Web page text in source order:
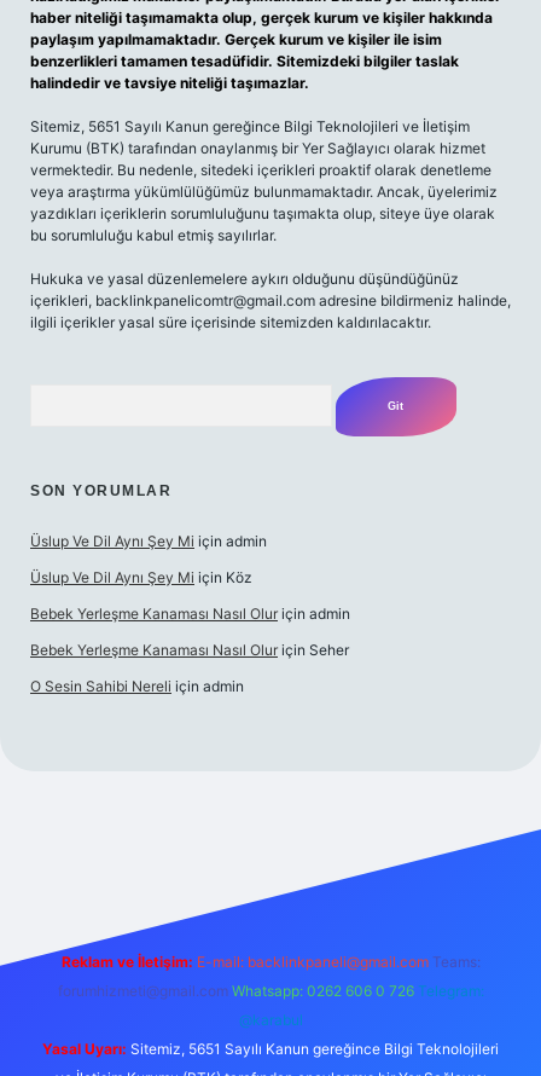
haber niteliği taşımamakta olup, gerçek kurum ve kişiler hakkında
paylaşım yapılmamaktadır. Gerçek kurum ve kişiler ile isim
benzerlikleri tamamen tesadüfidir. Sitemizdeki bilgiler taslak
halindedir ve tavsiye niteliği taşımazlar.
Sitemiz, 5651 Sayılı Kanun gereğince Bilgi Teknolojileri ve İletişim
Kurumu (BTK) tarafından onaylanmış bir Yer Sağlayıcı olarak hizmet
vermektedir. Bu nedenle, sitedeki içerikleri proaktif olarak denetleme
veya araştırma yükümlülüğümüz bulunmamaktadır. Ancak, üyelerimiz
yazdıkları içeriklerin sorumluluğunu taşımakta olup, siteye üye olarak
bu sorumluluğu kabul etmiş sayılırlar.
Hukuka ve yasal düzenlemelere aykırı olduğunu düşündüğünüz
içerikleri, backlinkpanelicomtr@gmail.com adresine bildirmeniz halinde,
ilgili içerikler yasal süre içerisinde sitemizden kaldırılacaktır.
SON YORUMLAR
Üslup Ve Dil Aynı Şey Mi için admin
Üslup Ve Dil Aynı Şey Mi için Köz
Bebek Yerleşme Kanaması Nasıl Olur için admin
Bebek Yerleşme Kanaması Nasıl Olur için Seher
O Sesin Sahibi Nereli için admin
Reklam ve İletişim: E-mail: backlinkpaneli@gmail.com Teams:
forumhizmeti@gmail.com Whatsapp: 0262 606 0 726 Telegram:
@karabul
Yasal Uyarı: Sitemiz, 5651 Sayılı Kanun gereğince Bilgi Teknolojileri